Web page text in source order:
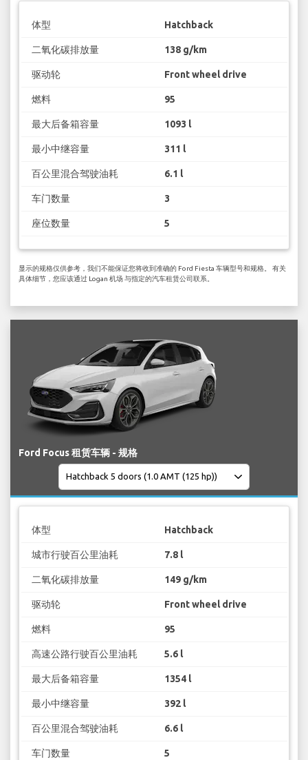
体型 Hatchback
二氧化碳排放量 138 g/km
驱动轮 Front wheel drive
燃料 95
最大后备箱容量 1093 l
最小中继容量 311 l
百公里混合驾驶油耗 6.1 l
车门数量 3
座位数量 5
显示的规格仅供参考，我们不能保证您将收到准确的 Ford Fiesta 车辆型号和规格。 有关
具体细节，您应该通过 Logan 机场 与指定的汽车租赁公司联系。
Ford Focus 租赁车辆 - 规格
体型 Hatchback
城市行驶百公里油耗 7.8 l
二氧化碳排放量 149 g/km
驱动轮 Front wheel drive
燃料 95
高速公路行驶百公里油耗 5.6 l
最大后备箱容量 1354 l
最小中继容量 392 l
百公里混合驾驶油耗 6.6 l
车门数量 5